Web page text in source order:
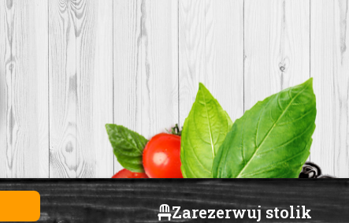
Zarezerwuj stolik